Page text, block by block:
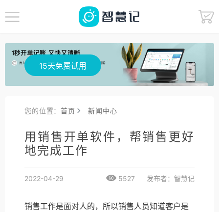
15天免费试用
您的位置：首页 新闻中心
用销售开单软件，帮销售更好
地完成工作
2022-04-29 5527 发布者：智慧记
销售工作是面对人的，所以销售人员知道客户是